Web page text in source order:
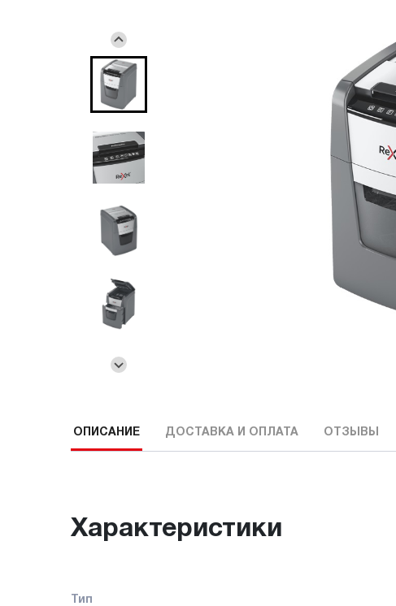
ОПИСАНИЕ ДОСТАВКА И ОПЛАТА ОТЗЫВЫ
Характеристики
Тип